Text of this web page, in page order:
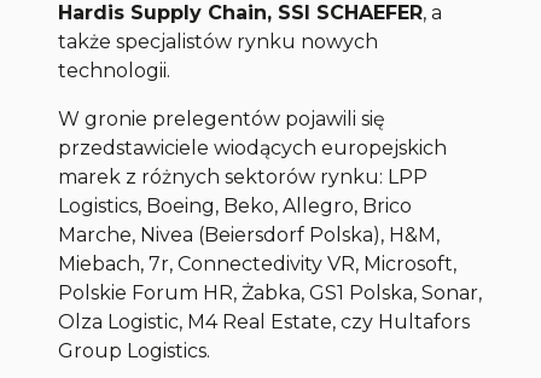
Hardis Supply Chain, SSI SCHAEFER, a
także specjalistów rynku nowych
technologii.
W gronie prelegentów pojawili się
przedstawiciele wiodących europejskich
marek z różnych sektorów rynku: LPP
Logistics, Boeing, Beko, Allegro, Brico
Marche, Nivea (Beiersdorf Polska), H&M,
Miebach, 7r, Connectedivity VR, Microsoft,
Polskie Forum HR, Żabka, GS1 Polska, Sonar,
Olza Logistic, M4 Real Estate, czy Hultafors
Group Logistics.